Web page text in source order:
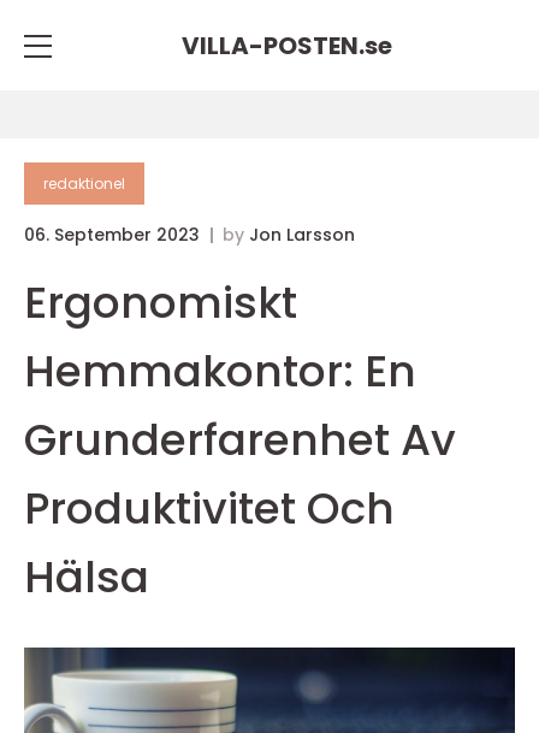
VILLA-POSTEN.se
redaktionel
06. September 2023 by Jon Larsson
Ergonomiskt
Hemmakontor: En
Grunderfarenhet Av
Produktivitet Och
Hälsa